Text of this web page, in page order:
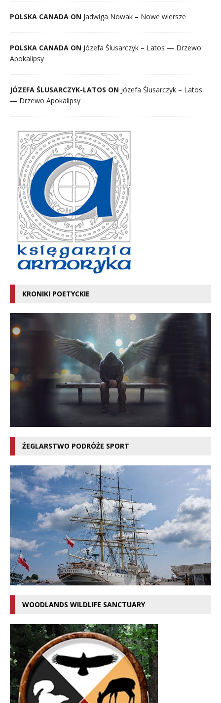
POLSKA CANADA ON Jadwiga Nowak – Nowe wiersze
POLSKA CANADA ON Józefa Ślusarczyk – Latos — Drzewo
Apokalipsy
JÓZEFA ŚLUSARCZYK-LATOS ON Józefa Ślusarczyk – Latos
— Drzewo Apokalipsy
KRONIKI POETYCKIE
ŻEGLARSTWO PODRÓŻE SPORT
WOODLANDS WILDLIFE SANCTUARY